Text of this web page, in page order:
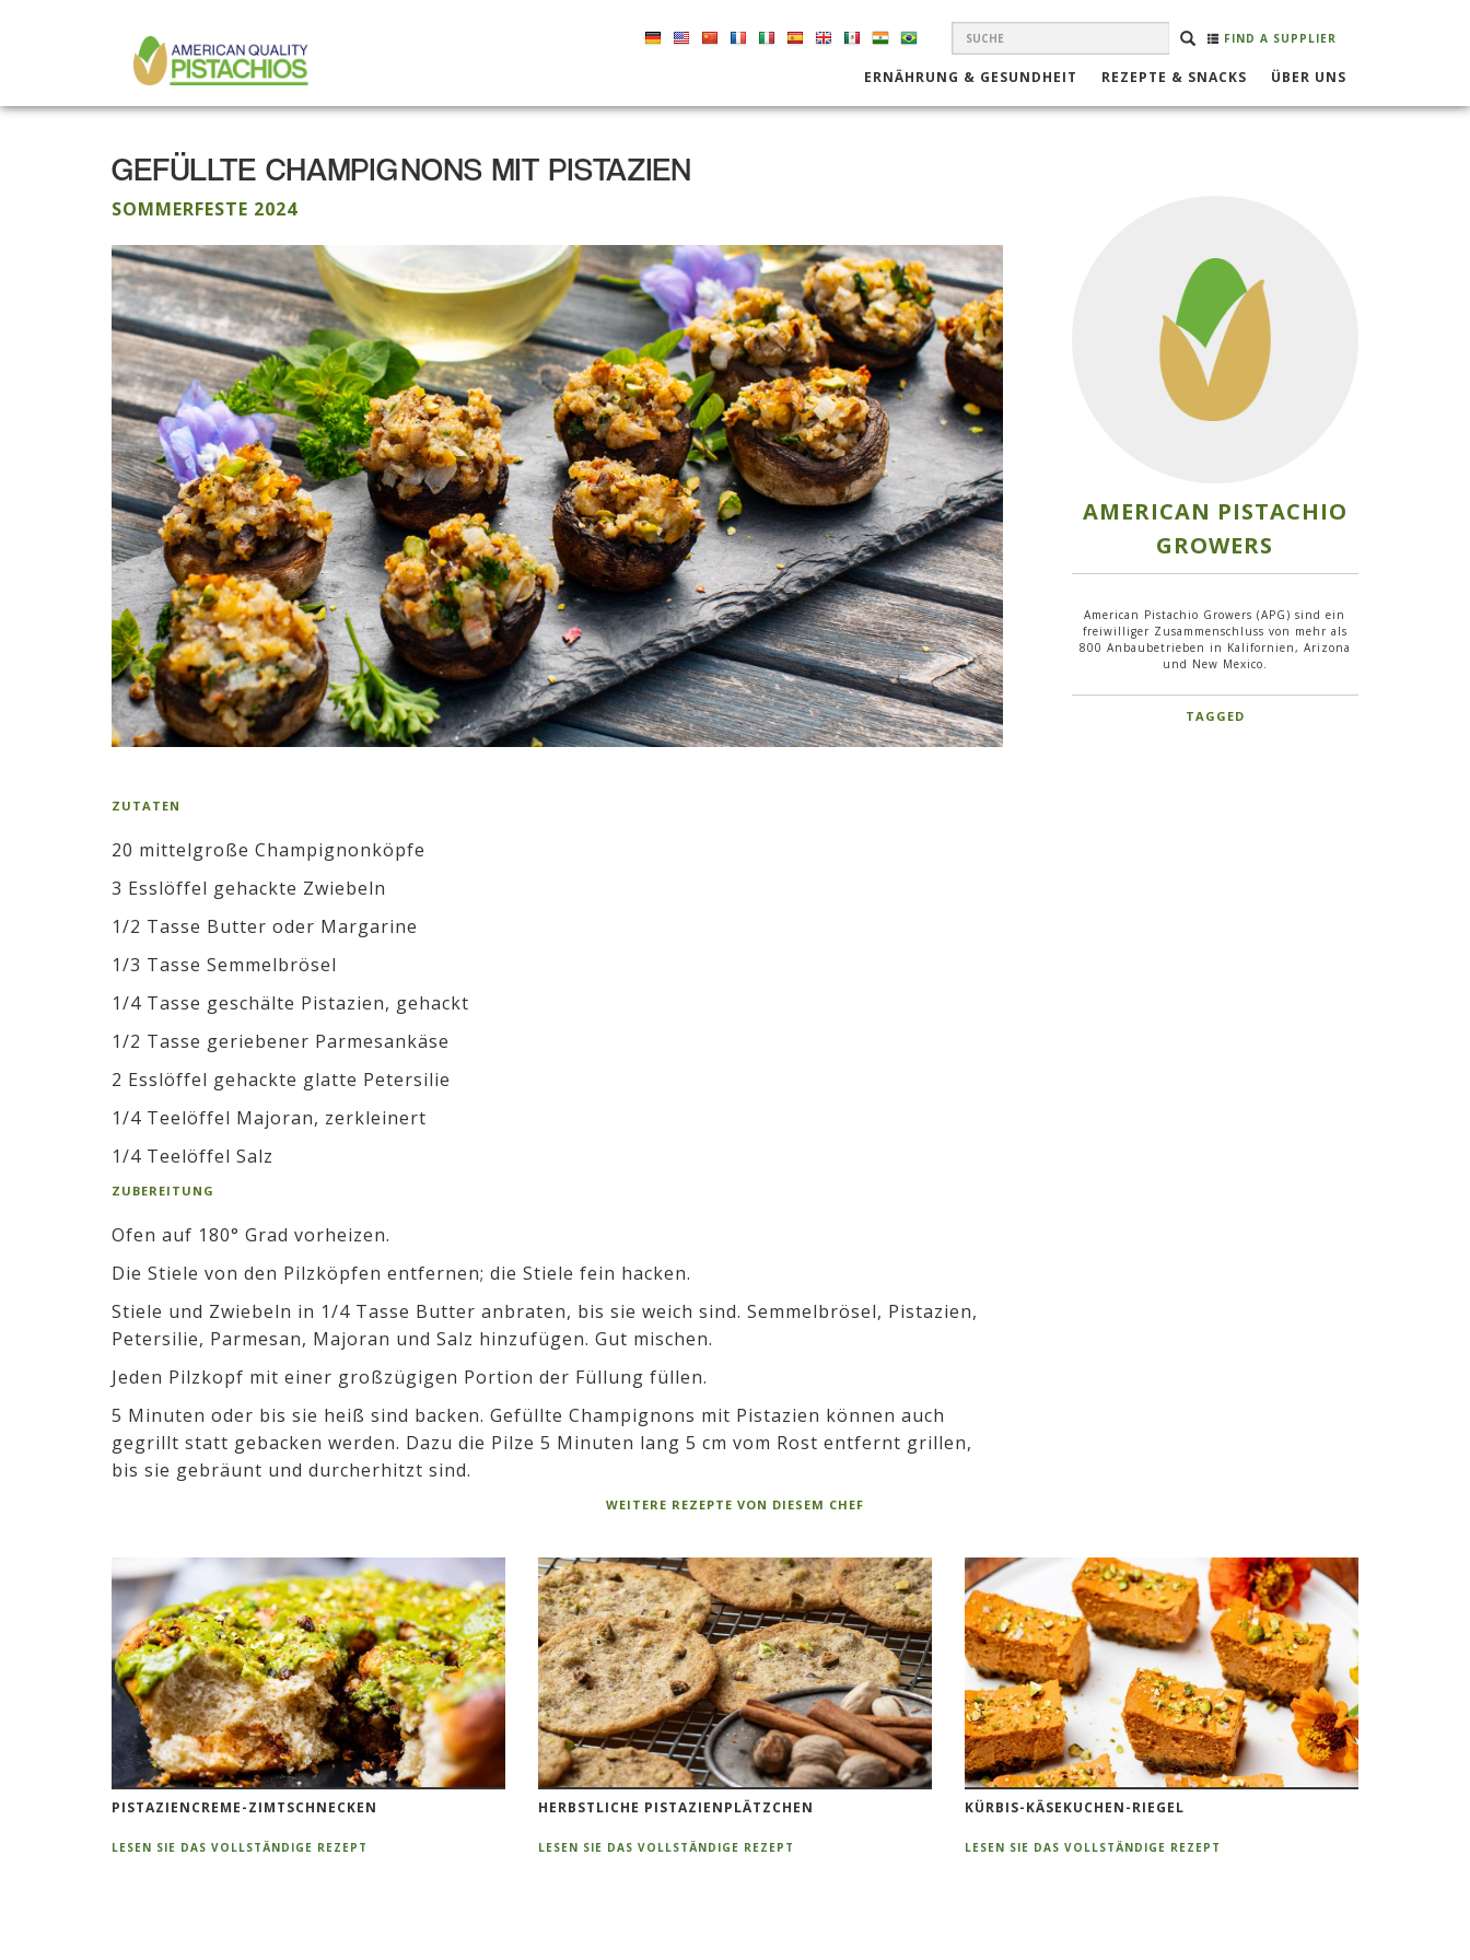
FIND A SUPPLIER
SEARCH
FORM
Suche
SUCHE
NAVIGATION
ERNÄHRUNG & GESUNDHEIT REZEPTE & SNACKS ÜBER UNS
GEFÜLLTE CHAMPIGNONS MIT PISTAZIEN
SOMMERFESTE 2024
ZUTATEN
20 mittelgroße Champignonköpfe
3 Esslöffel gehackte Zwiebeln
1/2 Tasse Butter oder Margarine
1/3 Tasse Semmelbrösel
1/4 Tasse geschälte Pistazien, gehackt
1/2 Tasse geriebener Parmesankäse
2 Esslöffel gehackte glatte Petersilie
1/4 Teelöffel Majoran, zerkleinert
1/4 Teelöffel Salz
ZUBEREITUNG
Ofen auf 180° Grad vorheizen.
Die Stiele von den Pilzköpfen entfernen; die Stiele fein hacken.
Stiele und Zwiebeln in 1/4 Tasse Butter anbraten, bis sie weich sind. Semmelbrösel, Pistazien,
Petersilie, Parmesan, Majoran und Salz hinzufügen. Gut mischen.
Jeden Pilzkopf mit einer großzügigen Portion der Füllung füllen.
5 Minuten oder bis sie heiß sind backen. Gefüllte Champignons mit Pistazien können auch
gegrillt statt gebacken werden. Dazu die Pilze 5 Minuten lang 5 cm vom Rost entfernt grillen,
bis sie gebräunt und durcherhitzt sind.
AMERICAN PISTACHIO
GROWERS
American Pistachio Growers (APG) sind ein
freiwilliger Zusammenschluss von mehr als
800 Anbaubetrieben in Kalifornien, Arizona
und New Mexico.
TAGGED
WEITERE REZEPTE VON DIESEM CHEF
PISTAZIENCREME-ZIMTSCHNECKEN
LESEN SIE DAS VOLLSTÄNDIGE REZEPT
HERBSTLICHE PISTAZIENPLÄTZCHEN
LESEN SIE DAS VOLLSTÄNDIGE REZEPT
KÜRBIS-KÄSEKUCHEN-RIEGEL
LESEN SIE DAS VOLLSTÄNDIGE REZEPT